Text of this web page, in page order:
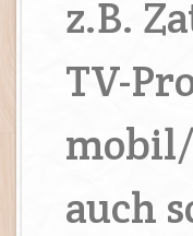
z.B.
TV-
auch